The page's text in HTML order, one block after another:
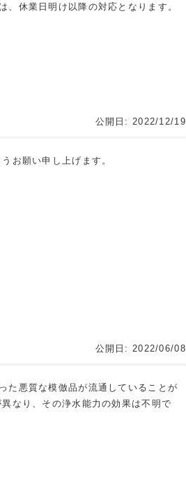
休業日明け以降の対応となります。
公開日: 2022/12/19
お願い申し上げます。
公開日: 2022/06/08
た悪質な模倣品が流通していることが
なり、その浄水能力の効果は不明で